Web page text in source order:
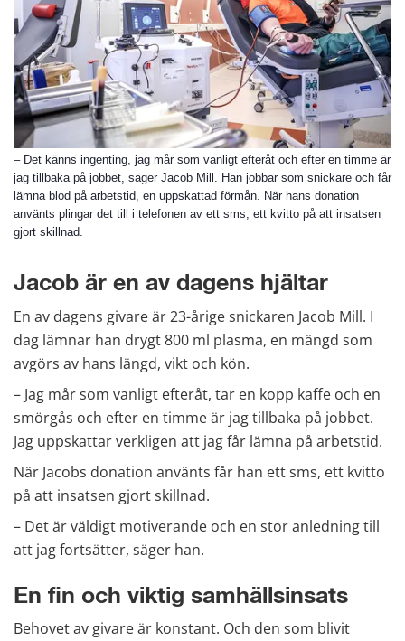
– Det känns ingenting, jag mår som vanligt efteråt och efter en timme är
jag tillbaka på jobbet, säger Jacob Mill. Han jobbar som snickare och får
lämna blod på arbetstid, en uppskattad förmån. När hans donation
använts plingar det till i telefonen av ett sms, ett kvitto på att insatsen
gjort skillnad.
Jacob är en av dagens hjältar
En av dagens givare är 23-årige snickaren Jacob Mill. I
dag lämnar han drygt 800 ml plasma, en mängd som
avgörs av hans längd, vikt och kön.
– Jag mår som vanligt efteråt, tar en kopp kaffe och en
smörgås och efter en timme är jag tillbaka på jobbet.
Jag uppskattar verkligen att jag får lämna på arbetstid.
När Jacobs donation använts får han ett sms, ett kvitto
på att insatsen gjort skillnad.
– Det är väldigt motiverande och en stor anledning till
att jag fortsätter, säger han.
En fin och viktig samhällsinsats
Behovet av givare är konstant. Och den som blivit